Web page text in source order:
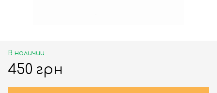
В наличии
450 грн